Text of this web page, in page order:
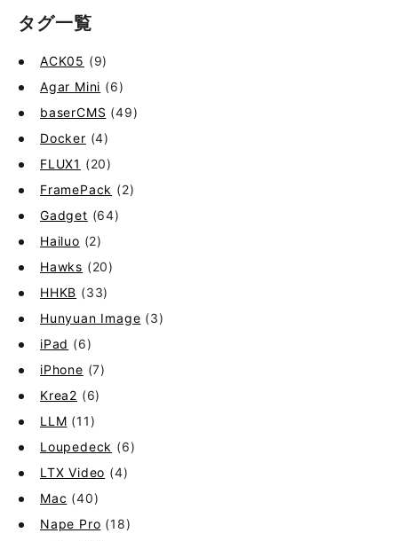
タグ一覧
ACK05 (9)
Agar Mini (6)
baserCMS (49)
Docker (4)
FLUX1 (20)
FramePack (2)
Gadget (64)
Hailuo (2)
Hawks (20)
HHKB (33)
Hunyuan Image (3)
iPad (6)
iPhone (7)
Krea2 (6)
LLM (11)
Loupedeck (6)
LTX Video (4)
Mac (40)
Nape Pro (18)